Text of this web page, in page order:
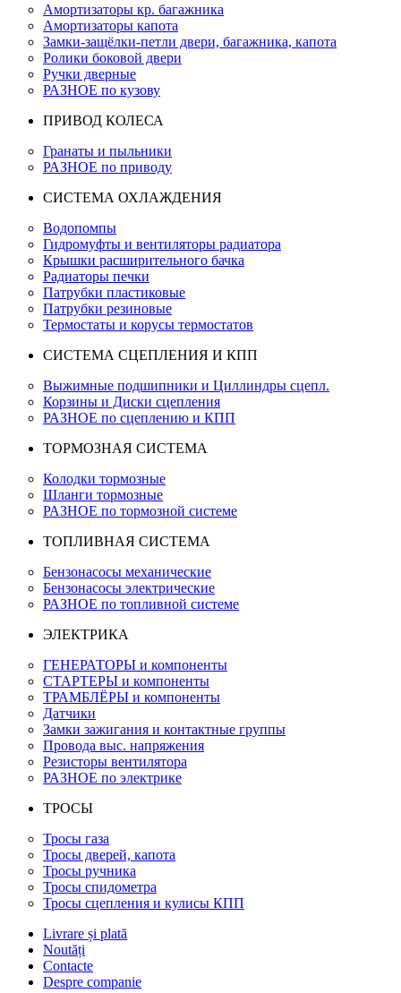
Амортизаторы кр. багажника
Амортизаторы капота
Замки-защёлки-петли двери, багажника, капота
Ролики боковой двери
Ручки дверные
РАЗНОЕ по кузову
ПРИВОД КОЛЕСА
Гранаты и пыльники
РАЗНОЕ по приводу
СИСТЕМА ОХЛАЖДЕНИЯ
Водопомпы
Гидромуфты и вентиляторы радиатора
Крышки расширительного бачка
Радиаторы печки
Патрубки пластиковые
Патрубки резиновые
Термостаты и корусы термостатов
СИСТЕМА СЦЕПЛЕНИЯ И КПП
Выжимные подшипники и Циллиндры сцепл.
Корзины и Диски сцепления
РАЗНОЕ по сцеплению и КПП
ТОРМОЗНАЯ СИСТЕМА
Колодки тормозные
Шланги тормозные
РАЗНОЕ по тормозной системе
ТОПЛИВНАЯ СИСТЕМА
Бензонасосы механические
Бензонасосы электрические
РАЗНОЕ по топливной системе
ЭЛЕКТРИКА
ГЕНЕРАТОРЫ и компоненты
СТАРТЕРЫ и компоненты
ТРАМБЛЁРЫ и компоненты
Датчики
Замки зажигания и контактные группы
Провода выс. напряжения
Резисторы вентилятора
РАЗНОЕ по электрике
ТРОСЫ
Тросы газа
Тросы дверей, капота
Тросы ручника
Тросы спидометра
Тросы сцепления и кулисы КПП
Livrare și plată
Noutăți
Contacte
Despre companie